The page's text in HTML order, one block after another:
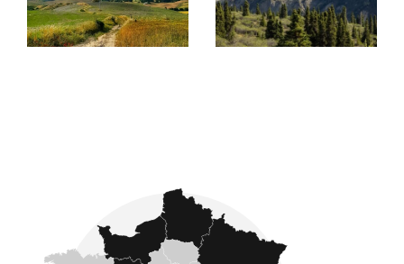
la clientèle étrangère à trouver le bien de
leurs rêves en France.
L'estimation immobilière